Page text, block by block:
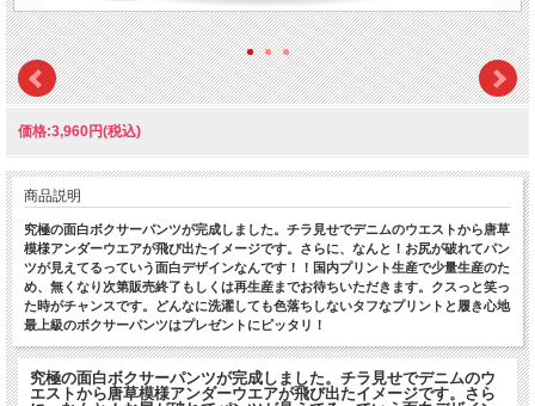
価格:3,960円(税込)
商品説明
究極の面白ボクサーパンツが完成しました。チラ見せでデニムのウエストから唐草
模様アンダーウエアが飛び出たイメージです。さらに、なんと！お尻が破れてパン
ツが見えてるっていう面白デザインなんです！！国内プリント生産で少量生産のた
め、無くなり次第販売終了もしくは再生産までお待ちいただきます。クスっと笑っ
た時がチャンスです。どんなに洗濯しても色落ちしないタフなプリントと履き心地
最上級のボクサーパンツはプレゼントにピッタリ！
究極の面白ボクサーパンツが完成しました。チラ見せでデニムのウ
エストから唐草模様アンダーウエアが飛び出たイメージです。さら